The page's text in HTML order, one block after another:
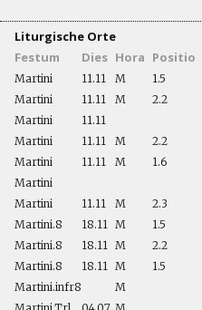
Liturgische Orte
Festum
Dies Hora Positio
Martini 11.11 M 1.5
Martini 11.11 M 2.2
Martini 11.11
Martini 11.11 M 2.2
Martini 11.11 M 1.6
Martini
Martini 11.11 M 2.3
Martini.8 18.11 M 1.5
Martini.8 18.11 M 2.2
Martini.8 18.11 M 1.5
Martini.infr8 M